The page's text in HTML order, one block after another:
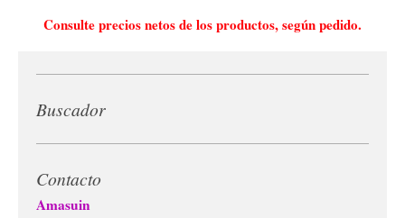
Consulte precios netos de los productos, según pedido.
Buscador
Contacto
Amasuin